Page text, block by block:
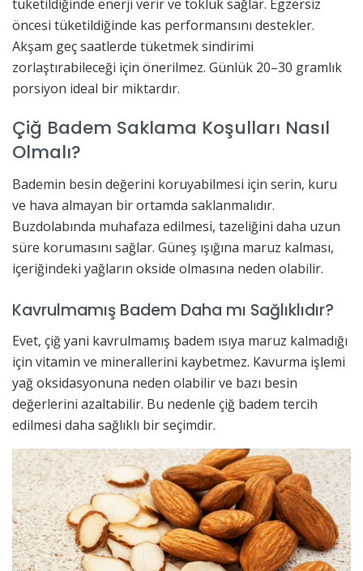
tüketildiğinde enerji verir ve tokluk sağlar. Egzersiz
öncesi tüketildiğinde kas performansını destekler.
Akşam geç saatlerde tüketmek sindirimi
zorlaştırabileceği için önerilmez. Günlük 20–30 gramlık
porsiyon ideal bir miktardır.
Çiğ Badem Saklama Koşulları Nasıl
Olmalı?
Bademin besin değerini koruyabilmesi için serin, kuru
ve hava almayan bir ortamda saklanmalıdır.
Buzdolabında muhafaza edilmesi, tazeliğini daha uzun
süre korumasını sağlar. Güneş ışığına maruz kalması,
içeriğindeki yağların okside olmasına neden olabilir.
Kavrulmamış Badem Daha mı Sağlıklıdır?
Evet, çiğ yani kavrulmamış badem ısıya maruz kalmadığı
için vitamin ve minerallerini kaybetmez. Kavurma işlemi
yağ oksidasyonuna neden olabilir ve bazı besin
değerlerini azaltabilir. Bu nedenle çiğ badem tercih
edilmesi daha sağlıklı bir seçimdir.